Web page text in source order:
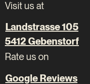
Visit us at
Landstrasse 105
5412 Gebenstorf
Rate us on
Google Reviews